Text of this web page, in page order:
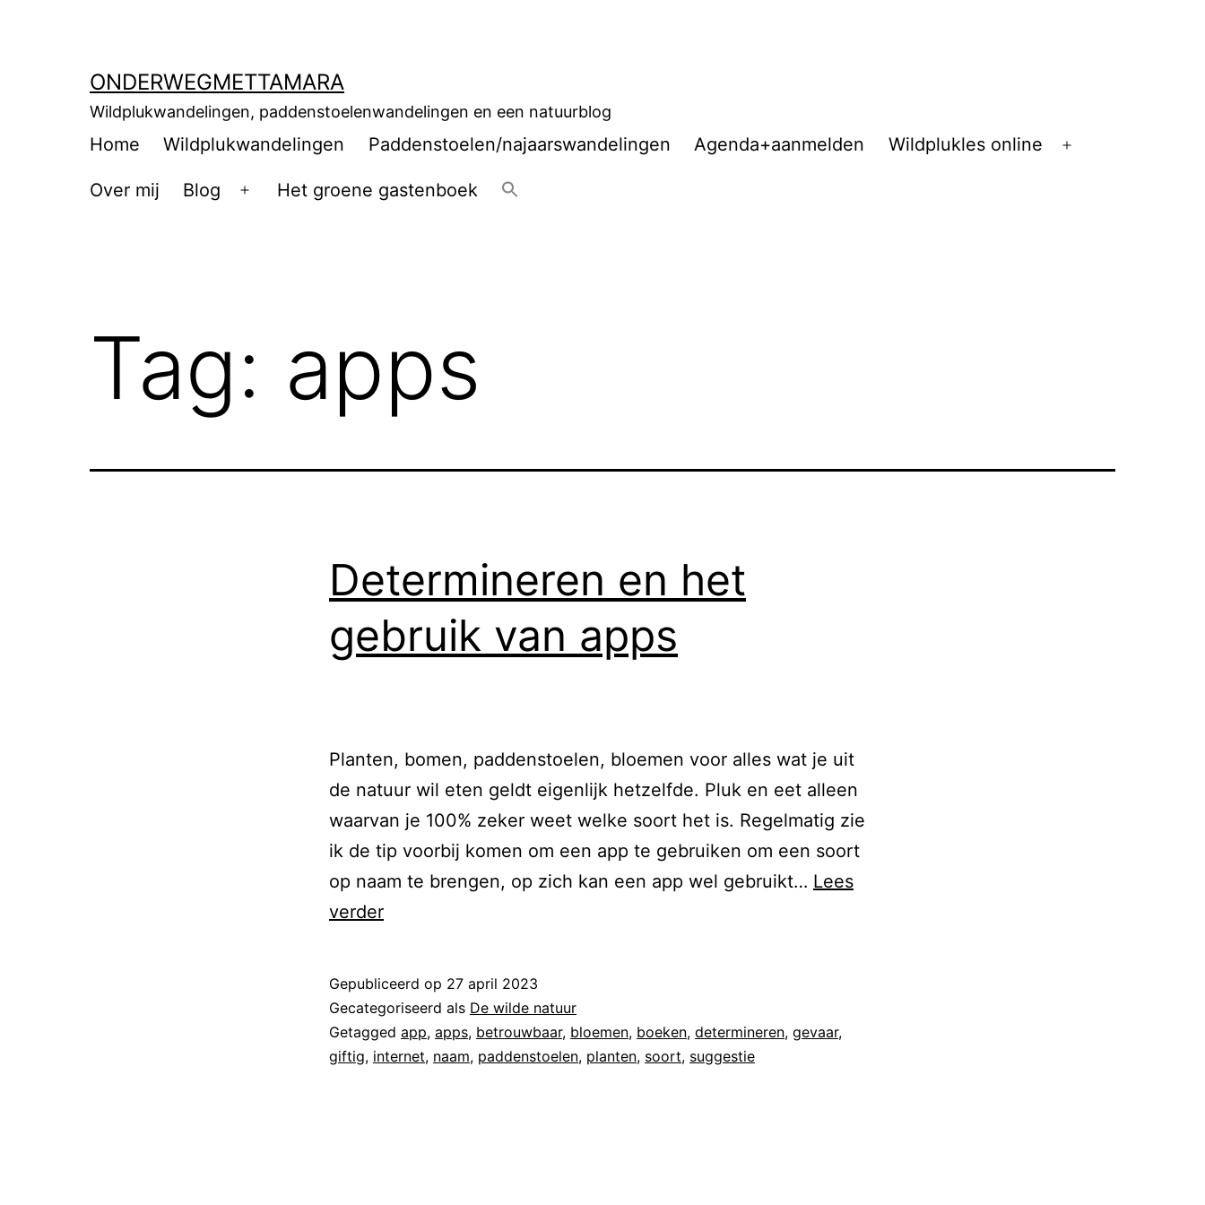
ONDERWEGMETTAMARA
Wildplukwandelingen, paddenstoelenwandelingen en een natuurblog
Home Wildplukwandelingen Paddenstoelen/najaarswandelingen Agenda+aanmelden Wildplukles online
Over mij Blog Het groene gastenboek
Tag: apps
Determineren en het
gebruik van apps
Planten, bomen, paddenstoelen, bloemen voor alles wat je uit
de natuur wil eten geldt eigenlijk hetzelfde. Pluk en eet alleen
waarvan je 100% zeker weet welke soort het is. Regelmatig zie
ik de tip voorbij komen om een app te gebruiken om een soort
op naam te brengen, op zich kan een app wel gebruikt… Lees
verder
Gepubliceerd op 27 april 2023
Gecategoriseerd als De wilde natuur
Getagged app, apps, betrouwbaar, bloemen, boeken, determineren, gevaar,
giftig, internet, naam, paddenstoelen, planten, soort, suggestie